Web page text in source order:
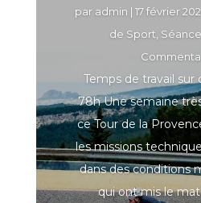
par admin |17 février
de Sport,
Temps de travail sur
78h Une semaine
ce Tour de la
les missions
dans des conditions
qui ont mis le